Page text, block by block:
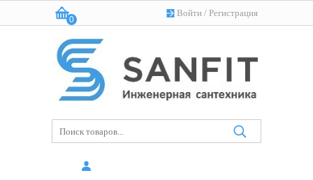
Войти / Регистрация
Корзина:
0
(пусто)